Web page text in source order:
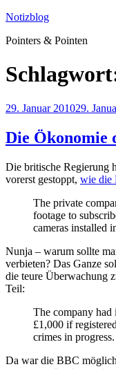
Zum
springen
Notizblog
Pointers & Pointen
Veröffentlicht
29. Januar 201029.
Die Ökonomie
Die britische Regierung
vorerst gestoppt, wie die
The private
footage to
cameras installed
Nunja – warum sollte
verbieten? Das Ganze
die teure Überwachung
Teil:
The company
£1,000 if
crimes in progress.
Da war die BBC